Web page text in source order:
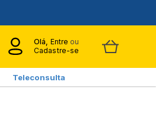
Olá, Entre ou
Cadastre-se
Teleconsulta